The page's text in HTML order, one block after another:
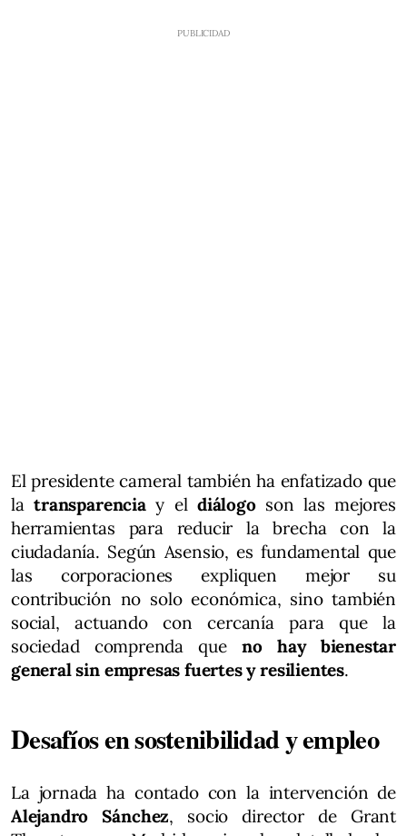
El presidente cameral también ha enfatizado que
latransparenciay el diálogo son las mejores
herramientas para reducir la brecha con la
ciudadanía. Según Asensio, es fundamental que
las corporaciones expliquen mejor su
contribución no solo económica, sino también
social, actuando con cercanía para que la
sociedad comprenda queno hay bienestar
general sin empresas fuertes y resilientes.
Desafíos en sostenibilidad y empleo
La jornada ha contado con la intervención de
Alejandro Sánchez, socio director de Grant